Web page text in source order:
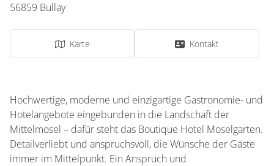
56859 Bullay
Karte Kontakt
Hochwertige, moderne und einzigartige Gastronomie- und
Hotelangebote eingebunden in die Landschaft der
Mittelmosel – dafür steht das Boutique Hotel Moselgarten.
Detailverliebt und anspruchsvoll, die Wünsche der Gäste
immer im Mittelpunkt. Ein Anspruch und